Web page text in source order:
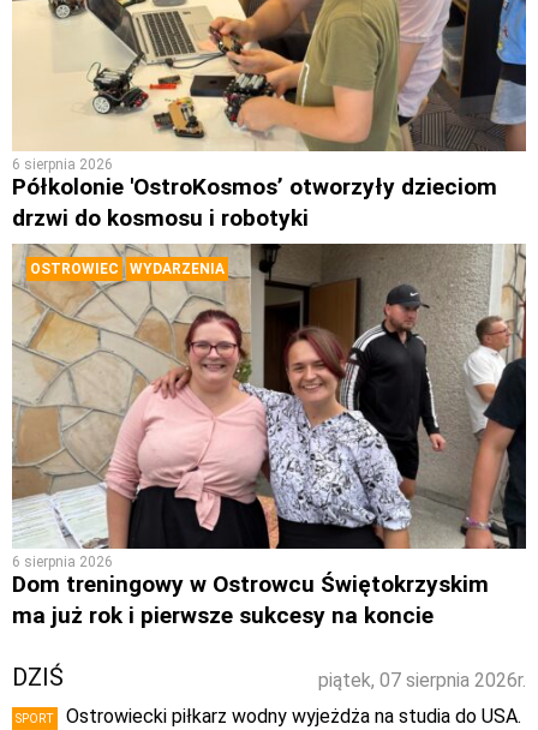
6 sierpnia 2026
Półkolonie 'OstroKosmos’ otworzyły dzieciom
drzwi do kosmosu i robotyki
OSTROWIEC WYDARZENIA
6 sierpnia 2026
Dom treningowy w Ostrowcu Świętokrzyskim
ma już rok i pierwsze sukcesy na koncie
piątek, 07 sierpnia 2026r.
DZIŚ
SPORT
Ostrowiecki piłkarz wodny wyjeżdża na studia do USA.